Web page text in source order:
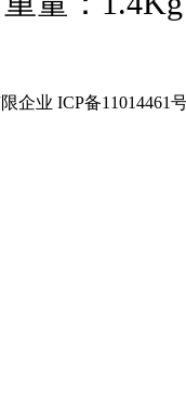
企业 ICP备11014461